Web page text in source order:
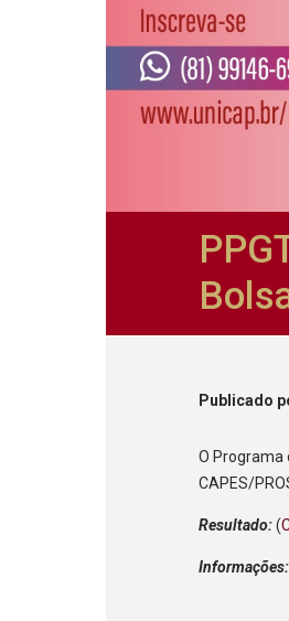
Publicado
O Programa
CAPES/
Resultado:(
Informações: